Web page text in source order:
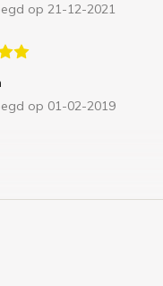
op 21-12-2021
op 01-02-2019